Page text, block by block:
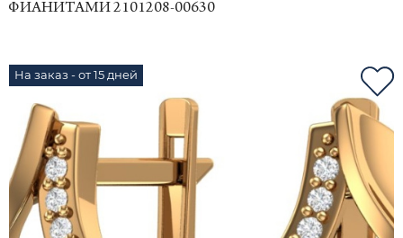
ФИАНИТАМИ 2101208-00630
На заказ - от 15 дней